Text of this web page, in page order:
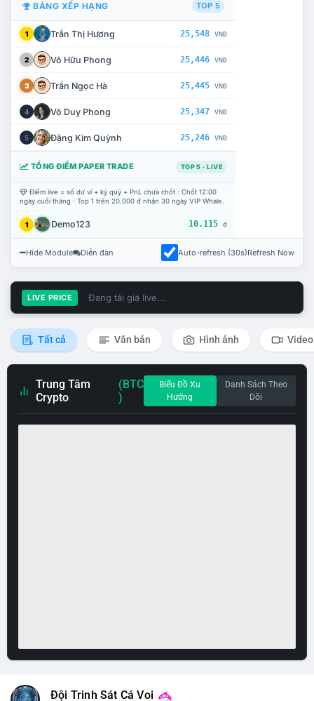
BẢNG XẾP HẠNG TOP 5
1 Trần Thị Hương 25,548 VNĐ
2 Võ Hữu Phong 25,446 VNĐ
3 Trần Ngọc Hà 25,445 VNĐ
4 Võ Duy Phong 25,347 VNĐ
5 Đặng Kim Quỳnh 25,246 VNĐ
TỔNG ĐIỂM PAPER TRADE TOP 5 · LIVE
Điểm live = số dư ví + ký quỹ + PnL chưa chốt · Chốt 12:00
ngày cuối tháng · Top 1 trên 20.000 đ nhận 30 ngày VIP Whale.
1 Demo123 10.115 đ
Hide Module Diễn đàn Auto-refresh (30s)Refresh Now
LIVE PRICE Đang tải giá live...
Tất cả Văn bản Hình ảnh Video
Trung Tâm
Crypto
(BTC
)
Biểu Đồ Xu
Hướng
Danh Sách Theo
Dõi
Đội Trinh Sát Cá Voi